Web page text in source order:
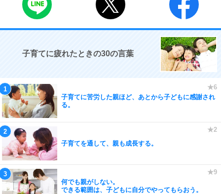
子育てに疲れたときの30の言葉
子育てに苦労した親ほど、あとから子どもに感謝され
る。
子育てを通して、親も成長する。
何でも親がしない。
できる範囲は、子どもに自分でやってもらおう。